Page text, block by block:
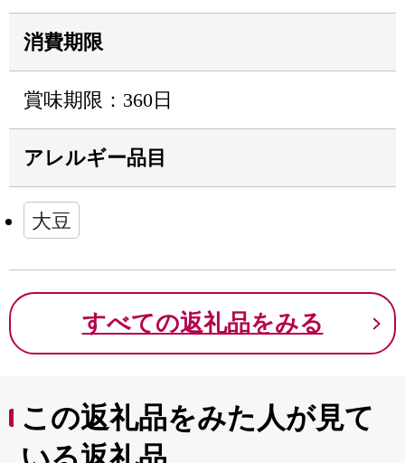
消費期限
賞味期限：360日
アレルギー品目
大豆
すべての返礼品をみる
この返礼品をみた人が見て